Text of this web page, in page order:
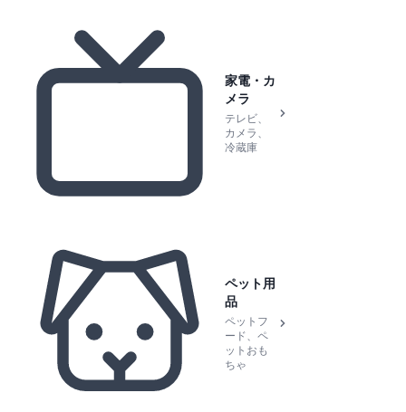
家電・カ
メラ
テレビ、
カメラ、
冷蔵庫
ペット用
品
ペットフ
ード、ペ
ットおも
ちゃ